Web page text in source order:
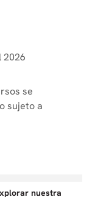
2026
se
sujeto a
nuestra